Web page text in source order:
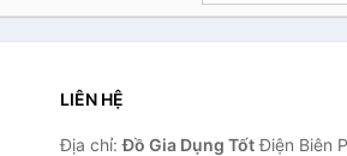
LIÊN HỆ
Địa chỉ:Đồ Gia Dụng TốtĐiện Biên